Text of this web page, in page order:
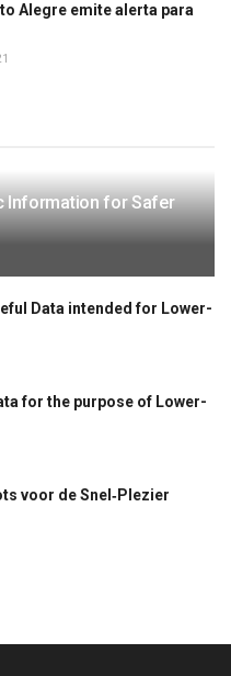
Alegre emite alerta para
Information for Safer
Data intended for Lower-
for the purpose of Lower-
voor de Snel‑Plezier